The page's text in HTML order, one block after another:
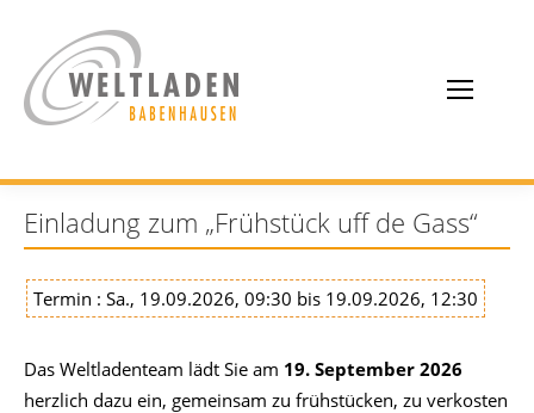
Einladung zum „Frühstück uff de Gass“
Termin : Sa., 19.09.2026, 09:30 bis 19.09.2026, 12:30
Das Weltladenteam lädt Sie am 19. September 2026
herzlich dazu ein, gemeinsam zu frühstücken, zu verkosten